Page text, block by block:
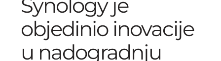
Synology je
objedinio inovacije
u nadogradnju